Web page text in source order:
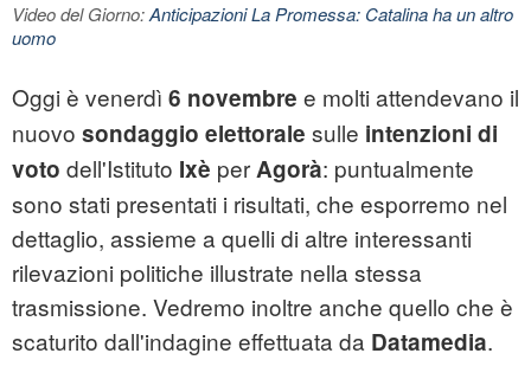
Video del Giorno:Anticipazioni La Promessa: Catalina ha un altro
uomo
Oggi è venerdì 6 novembre e molti attendevano il
nuovo sondaggio elettorale sulle intenzioni di
voto dell'Istituto Ixè perAgorà: puntualmente
sono stati presentati i risultati, che esporremo nel
dettaglio, assieme a quelli di altre interessanti
rilevazioni politiche illustrate nella stessa
trasmissione. Vedremo inoltre anche quello che è
scaturito dall'indagine effettuata da Datamedia.